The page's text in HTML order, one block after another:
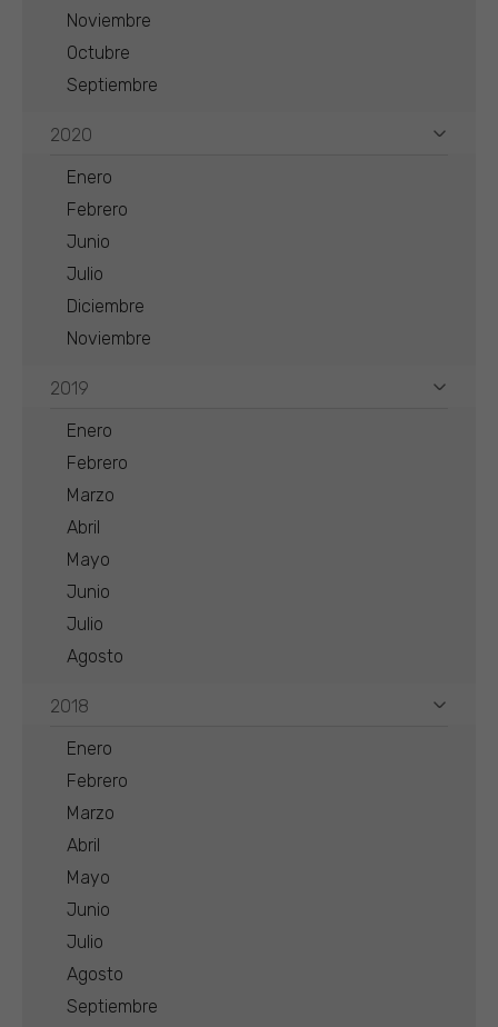
Noviembre
Octubre
Septiembre
2020
Enero
Febrero
Junio
Julio
Diciembre
Noviembre
2019
Enero
Febrero
Marzo
Abril
Mayo
Junio
Julio
Agosto
2018
Enero
Febrero
Marzo
Abril
Mayo
Junio
Julio
Agosto
Septiembre